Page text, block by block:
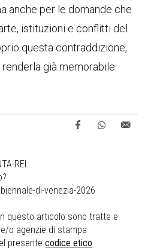
anche per le domande che
istituzioni e conflitti del
questa contraddizione,
già memorabile.
REI
di-venezia-2026
questo articolo sono tratte e
o agenzie di stampa
presentecodice etico